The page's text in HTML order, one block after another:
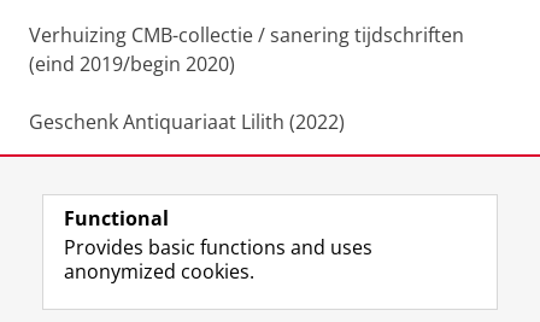
Verhuizing CMB-collectie / sanering tijdschriften
(eind 2019/begin 2020)
Geschenk Antiquariaat Lilith (2022)
Last modified: 11 September 2023 11.58 a.m.
Follow the UG F L R I Y
Functional
Provides basic functions and uses
anonymized cookies.